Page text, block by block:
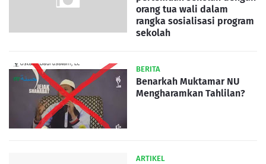
orang tua wali dalam
rangka sosialisasi program
sekolah
BERITA
Benarkah Muktamar NU
Mengharamkan Tahlilan?
ARTIKEL